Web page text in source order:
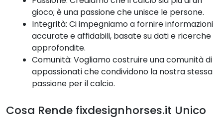
gioco; è una passione che unisce le persone.
Integrità: Ci impegniamo a fornire informazioni
accurate e affidabili, basate su dati e ricerche
approfondite.
Comunità: Vogliamo costruire una comunità di
appassionati che condividono la nostra stessa
passione per il calcio.
Cosa Rende fixdesignhorses.it Unico